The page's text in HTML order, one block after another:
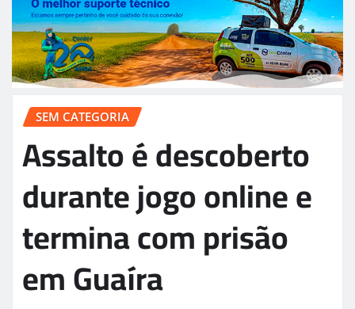
SEM CATEGORIA
Assalto é descoberto
durante jogo online e
termina com prisão
em Guaíra